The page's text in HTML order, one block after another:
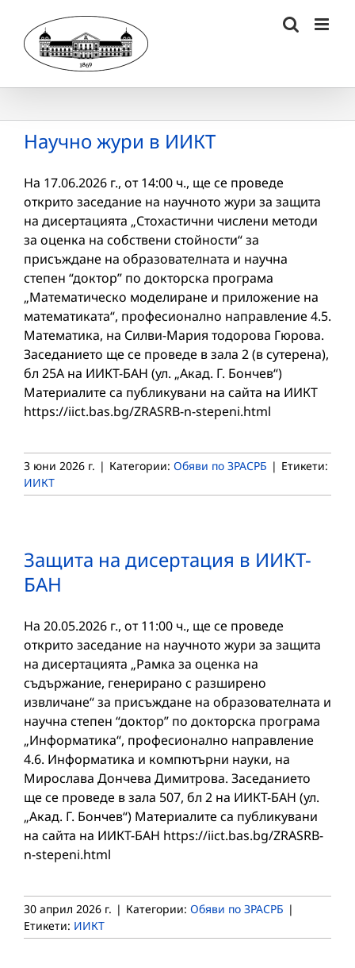
content
Научно жури в ИИКТ
На 17.06.2026 г., от 14:00 ч., ще се проведе
открито заседание на научното жури за защита
на дисертацията „Стохастични числени методи
за оценка на собствени стойности“ за
присъждане на образователната и научна
степен “доктор” по докторска програма
„Математическо моделиране и приложение на
математиката“, професионално направление 4.5.
Математика, на Силви-Мария тодорова Гюрова.
Заседанието ще се проведе в зала 2 (в сутерена),
бл 25А на ИИКТ-БАН (ул. „Акад. Г. Бончев“)
Материалите са публикувани на сайта на ИИКТ
https://iict.bas.bg/ZRASRB-n-stepeni.html
3 юни 2026 г. | Категории: Обяви по ЗРАСРБ | Етикети:
ИИКТ
Защита на дисертация в ИИКТ-
БАН
На 20.05.2026 г., от 11:00 ч., ще се проведе
открито заседание на научното жури за защита
на дисертацията „Рамка за оценка на
съдържание, генерирано с разширено
извличане“ за присъждане на образователната и
научна степен “доктор” по докторска програма
„Информатика“, професионално направление
4.6. Информатика и компютърни науки, на
Мирослава Дончева Димитрова. Заседанието
ще се проведе в зала 507, бл 2 на ИИКТ-БАН (ул.
„Акад. Г. Бончев“) Материалите са публикувани
на сайта на ИИКТ-БАН https://iict.bas.bg/ZRASRB-
n-stepeni.html
30 април 2026 г. | Категории: Обяви по ЗРАСРБ |
Етикети: ИИКТ